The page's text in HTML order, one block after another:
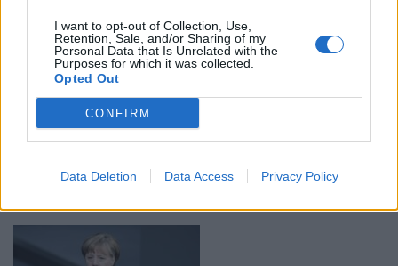
I want to opt-out of Collection, Use,
Retention, Sale, and/or Sharing of my
Personal Data that Is Unrelated with the
Purposes for which it was collected.
Opted Out
CONFIRM
Data Deletion Data Access Privacy Policy
Γερμανία: Το Ομοσπονδιακό Δικαστήριο
δικαιώνει προσφυγή της AfD κατά της Μέρκελ
15:09 - 15 Ιουνίου 2022
Εκπρόσωπος της πρώην καγκελαρίου δήλωσε
ασφαλώς την απόφαση του Δικαστηρίου», χωρίς